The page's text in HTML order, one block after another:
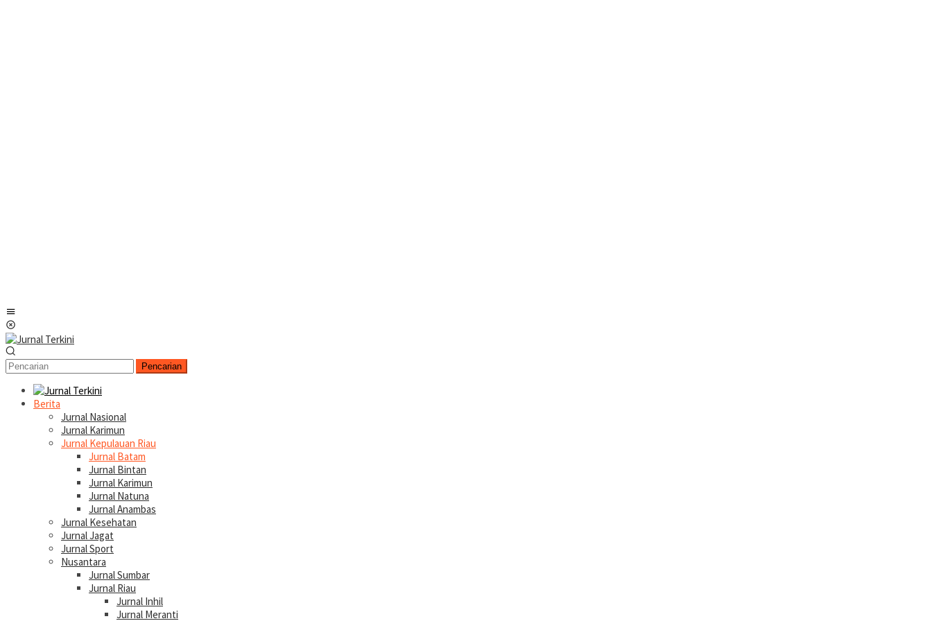
Pencarian
Berita
Jurnal Nasional
Jurnal Karimun
Jurnal Kepulauan Riau
Jurnal Batam
Jurnal Bintan
Jurnal Karimun
Jurnal Natuna
Jurnal Anambas
Jurnal Kesehatan
Jurnal Jagat
Jurnal Sport
Nusantara
Jurnal Sumbar
Jurnal Riau
Jurnal Inhil
Jurnal Meranti